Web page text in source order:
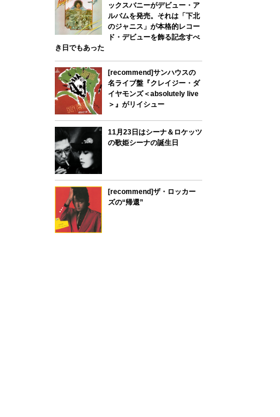
ックスバニーがデビュー・ア
ルバムを発売。それは「下北
のジャニス」が本格的レコー
ド・デビューを飾る記念すべ
き日でもあった
[recommend]サンハウスの
名ライブ盤『クレイジー・ダ
イヤモンズ＜absolutely live
＞』がリイシュー
11月23日はシーナ＆ロケッツ
の歌姫シーナの誕生日
[recommend]ザ・ロッカー
ズの“帰還”